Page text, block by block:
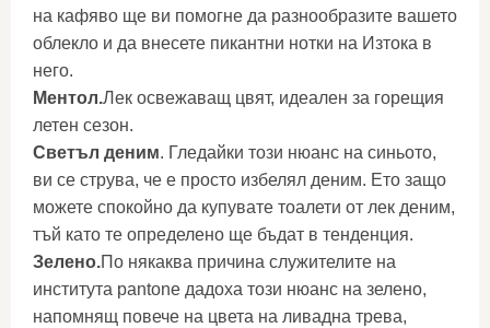
на кафяво ще ви помогне да разнообразите вашето
облекло и да внесете пикантни нотки на Изтока в
него.
Ментол.Лек освежаващ цвят, идеален за горещия
летен сезон.
Светъл деним. Гледайки този нюанс на синьото,
ви се струва, че е просто избелял деним. Ето защо
можете спокойно да купувате тоалети от лек деним,
тъй като те определено ще бъдат в тенденция.
Зелено.По някаква причина служителите на
института pantone дадоха този нюанс на зелено,
напомнящ повече на цвета на ливадна трева,